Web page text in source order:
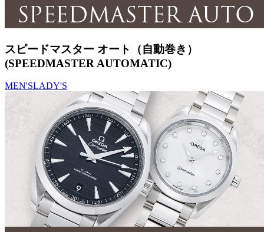
スピードマスター オート（自動巻き）
(SPEEDMASTER AUTOMATIC)
MEN'SLADY'S